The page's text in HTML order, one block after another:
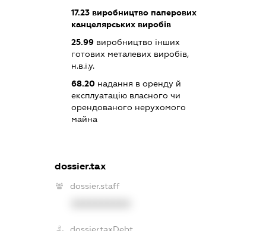
17.23виробництво паперових
канцелярських виробів
25.99виробництво інших
готових металевих виробів,
н.в.і.у.
68.20надання в оренду й
експлуатацію власного чи
орендованого нерухомого
майна
dossier.tax
dossier.staff